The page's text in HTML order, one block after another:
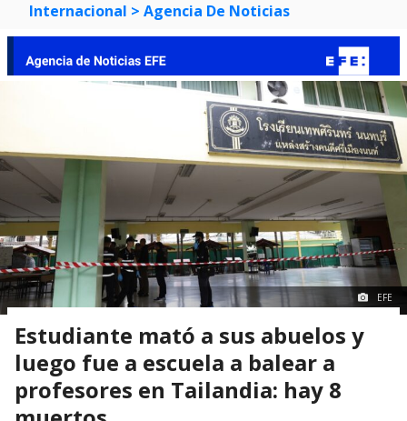
Internacional > Agencia De Noticias
EFE
Estudiante mató a sus abuelos y
luego fue a escuela a balear a
profesores en Tailandia: hay 8